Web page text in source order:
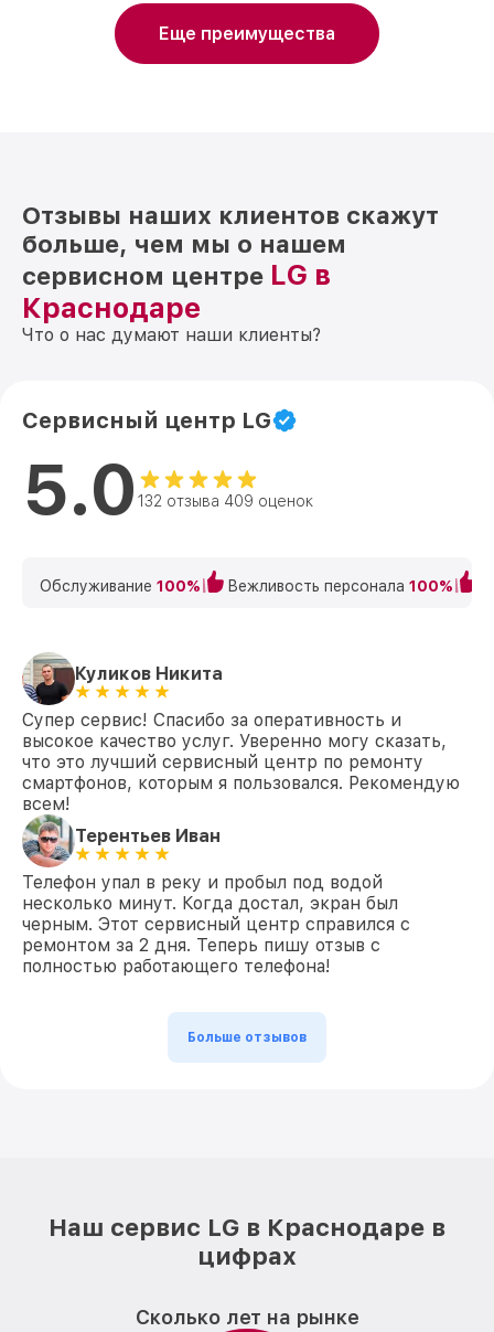
Еще преимущества
Отзывы наших клиентов скажут
больше, чем мы о нашем
сервисном центре LG в
Краснодаре
Что о нас думают наши клиенты?
Сервисный центр LG
5.0 132 отзыва 409 оценок
Обслуживание 100% Вежливость персонала 100%
Куликов Никита
Супер сервис! Спасибо за оперативность и
высокое качество услуг. Уверенно могу сказать,
что это лучший сервисный центр по ремонту
смартфонов, которым я пользовался. Рекомендую
всем!
Терентьев Иван
Телефон упал в реку и пробыл под водой
несколько минут. Когда достал, экран был
черным. Этот сервисный центр справился с
ремонтом за 2 дня. Теперь пишу отзыв с
полностью работающего телефона!
Больше отзывов
Наш сервис LG в Краснодаре в
цифрах
Сколько лет на рынке